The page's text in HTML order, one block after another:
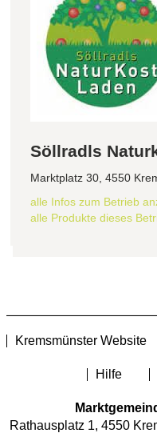
Söllradls
Marktplatz 30, 4550
alle Infos zum Betrieb
alle Produkte dieses
Kremsmünster Website
Hilfe
Rathausplatz 1, 4550